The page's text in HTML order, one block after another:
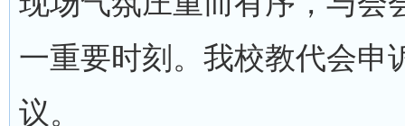
一重要时刻。我校教代会申
议。